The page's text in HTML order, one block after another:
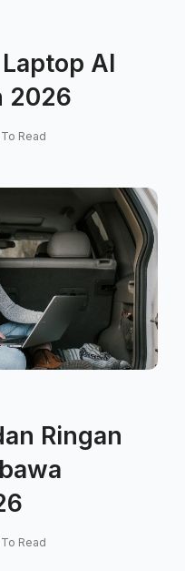
AI
2026
Read
Ringan
Read